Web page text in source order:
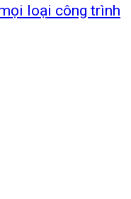
loại công trình